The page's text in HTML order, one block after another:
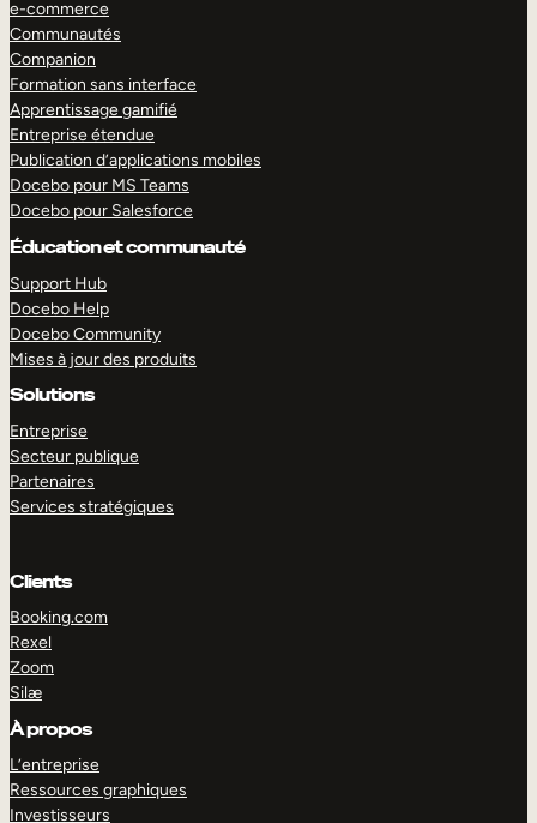
e-commerce
Communautés
Companion
Formation sans interface
Apprentissage gamifié
Entreprise étendue
Publication d’applications mobiles
Docebo pour MS Teams
Docebo pour Salesforce
Éducation et communauté
Support Hub
Docebo Help
Docebo Community
Mises à jour des produits
Solutions
Entreprise
Secteur publique
Partenaires
Services stratégiques
Clients
Booking.com
Rexel
Zoom
Silæ
À propos
L’entreprise
Ressources graphiques
Investisseurs